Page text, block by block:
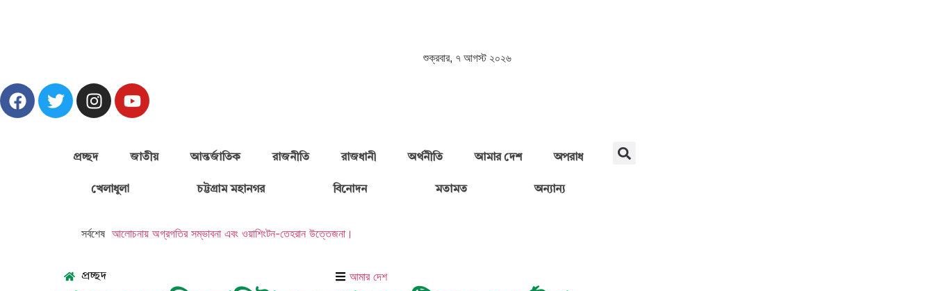
শুক্রবার, ৭ আগস্ট ২০২৬
প্রচ্ছদ জাতীয় আন্তর্জাতিক রাজনীতি রাজধানী অর্থনীতি আমার দেশ অপরাধ
খেলাধুলা চট্টগ্রাম মহানগর বিনোদন মতামত অন্যান্য
সর্বশেষ আলোচনায় অগ্রগতির সম্ভাবনা এবং ওয়াশিংটন-তেহরান উত্তেজনা।
প্রচ্ছদ আমার দেশ